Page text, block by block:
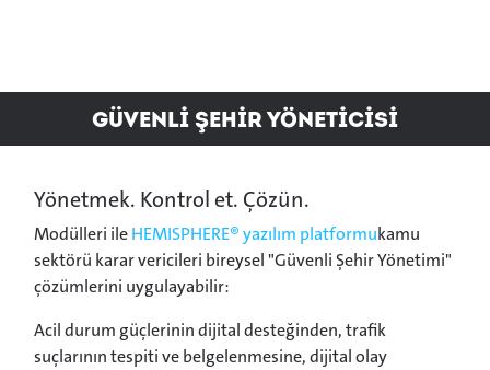
GÜVENLİ ŞEHİR YÖNETİCİSİ
Yönetmek. Kontrol et. Çözün.
Modülleri ileHEMISPHERE® yazılım platformukamu
sektörü karar vericileri bireysel "Güvenli Şehir Yönetimi"
çözümlerini uygulayabilir:
Acil durum güçlerinin dijital desteğinden, trafik
suçlarının tespiti ve belgelenmesine, dijital olay